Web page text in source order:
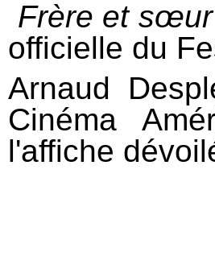
Frère et sœur
officielle du
Arnaud
Cinéma
l'affiche